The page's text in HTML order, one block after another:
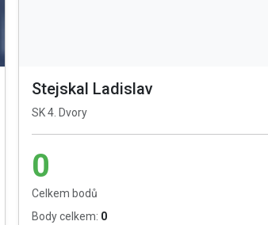
Stejskal Ladislav
SK 4. Dvory
0
Celkem bodů
Body celkem: 0